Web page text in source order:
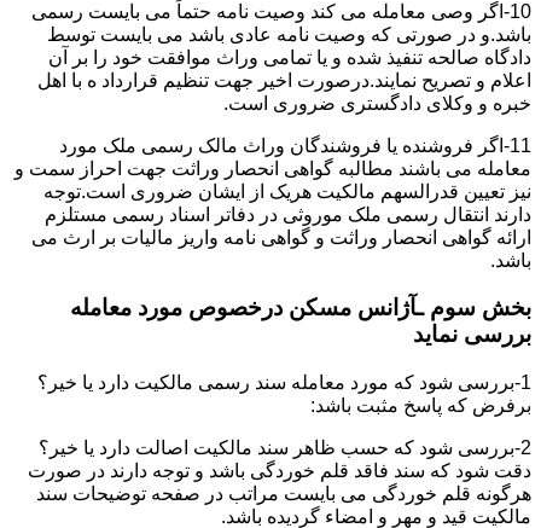
10-اگر وصی معامله می کند وصیت نامه حتماً می بایست رسمی
باشد.و در صورتی که وصیت نامه عادی باشد می بایست توسط
دادگاه صالحه تنفیذ شده و یا تمامی وراث موافقت خود را بر آن
اعلام و تصریح نمایند.درصورت اخیر جهت تنظیم قرارداد ه با اهل
خبره و وکلای دادگستری ضروری است.
11-اگر فروشنده یا فروشندگان وراث مالک رسمی ملک مورد
معامله می باشند مطالبه گواهی انحصار وراثت جهت احراز سمت و
نیز تعیین قدرالسهم مالکیت هریک از ایشان ضروری است.توجه
دارند انتقال رسمی ملک موروثی در دفاتر اسناد رسمی مستلزم
ارائه گواهی انحصار وراثت و گواهی نامه واریز مالیات بر ارث می
باشد.
بخش سوم ـآژانس مسکن درخصوص مورد معامله
بررسی نماید
1-بررسی شود که مورد معامله سند رسمی مالکیت دارد یا خیر؟
برفرض که پاسخ مثبت باشد:
2-بررسی شود که حسب ظاهر سند مالکیت اصالت دارد یا خیر؟
دقت شود که سند فاقد قلم خوردگی باشد و توجه دارند در صورت
هرگونه قلم خوردگی می بایست مراتب در صفحه توضیحات سند
مالکیت قید و مهر و امضاء گردیده باشد.